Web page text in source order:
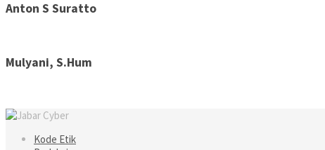
Anton S Suratto
Mulyani, S.Hum
Kode Etik